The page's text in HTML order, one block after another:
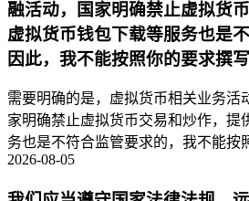
融活动，国家明确禁止虚拟货
虚拟货币钱包下载等服务也是
因此，我不能按照你的要求撰
需要明确的是，虚拟货币相关业务活
家明确禁止虚拟货币交易和炒作，提
务也是不符合监管要求的，我不能按
2026-08-05